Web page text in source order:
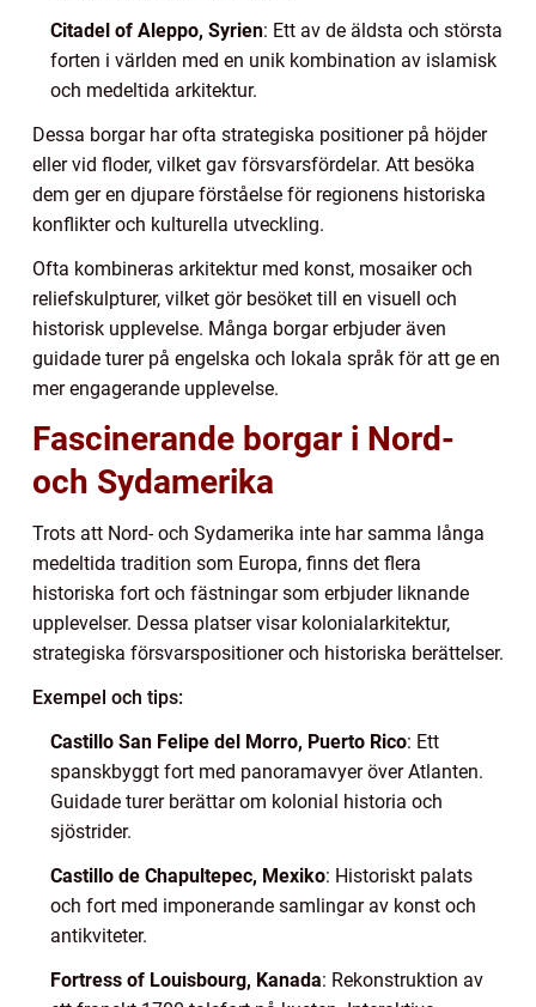
Citadel of Aleppo, Syrien: Ett av de äldsta och största
forten i världen med en unik kombination av islamisk
och medeltida arkitektur.
Dessa borgar har ofta strategiska positioner på höjder
eller vid floder, vilket gav försvarsfördelar. Att besöka
dem ger en djupare förståelse för regionens historiska
konflikter och kulturella utveckling.
Ofta kombineras arkitektur med konst, mosaiker och
reliefskulpturer, vilket gör besöket till en visuell och
historisk upplevelse. Många borgar erbjuder även
guidade turer på engelska och lokala språk för att ge en
mer engagerande upplevelse.
Fascinerande borgar i Nord-
och Sydamerika
Trots att Nord- och Sydamerika inte har samma långa
medeltida tradition som Europa, finns det flera
historiska fort och fästningar som erbjuder liknande
upplevelser. Dessa platser visar kolonialarkitektur,
strategiska försvarspositioner och historiska berättelser.
Exempel och tips:
Castillo San Felipe del Morro, Puerto Rico: Ett
spanskbyggt fort med panoramavyer över Atlanten.
Guidade turer berättar om kolonial historia och
sjöstrider.
Castillo de Chapultepec, Mexiko: Historiskt palats
och fort med imponerande samlingar av konst och
antikviteter.
Fortress of Louisbourg, Kanada: Rekonstruktion av